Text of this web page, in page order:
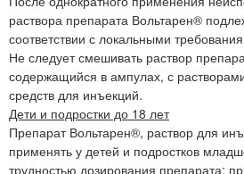
раствора препарата Вольтарен®
соответствии с локальными
Не следует смешивать раствор
содержащийся в ампулах, с
средств для инъекций.
Дети и подростки до 18 лет
Препарат Вольтарен®, раствор для
применять у детей и подростков
трудностью дозирования препарата;